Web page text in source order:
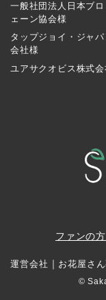
一般社団法人日本ブロ
ェーン協会様
タップジョイ・ジャ
会社様
ユアサクオビス株式会
ファンの
運営会社 ｜ お花屋さ
©